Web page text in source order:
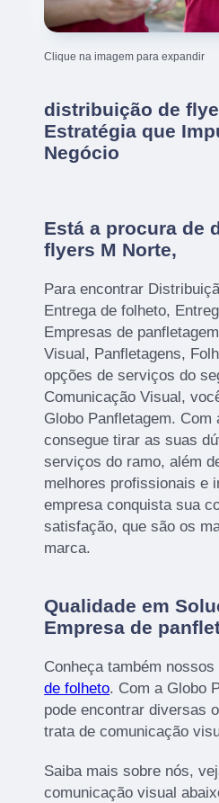
Clique na imagem para expandir
distribuição de
Estratégia que
Negócio
Está a procura de
flyers M Norte,
Para encontrar
Entrega de folheto,
Empresas de
Visual, Panfletagens,
opções de serviços do
Comunicação Visual,
Globo Panfletagem.
consegue tirar as suas
serviços do ramo, além
melhores profissionais e
empresa conquista sua
satisfação, que são os
marca.
Qualidade em
Empresa de
Conheça também
de folheto. Com a Globo
pode encontrar diversas
trata de comunicação
Saiba mais sobre nós,
comunicação visual